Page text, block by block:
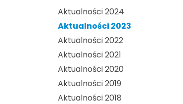
Aktualności 2024
Aktualności 2023
Aktualności 2022
Aktualności 2021
Aktualności 2020
Aktualności 2019
Aktualności 2018